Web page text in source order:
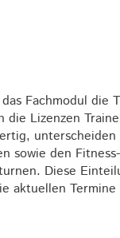
Fachmodul die
Lizenzen
sowie den
Diese
aktuellen